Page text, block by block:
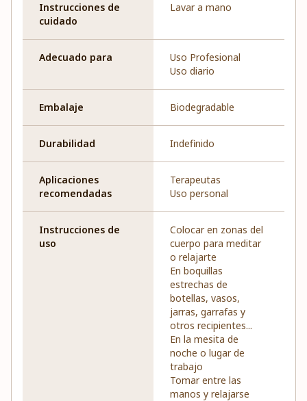
Instrucciones de
cuidado
Lavar a mano
Adecuado para
Uso Profesional
Uso diario
Embalaje Biodegradable
Durabilidad Indefinido
Aplicaciones
recomendadas
Terapeutas
Uso personal
Instrucciones de
uso
Colocar en zonas del
cuerpo para meditar
o relajarte
En boquillas
estrechas de
botellas, vasos,
jarras, garrafas y
otros recipientes...
En la mesita de
noche o lugar de
trabajo
Tomar entre las
manos y relajarse